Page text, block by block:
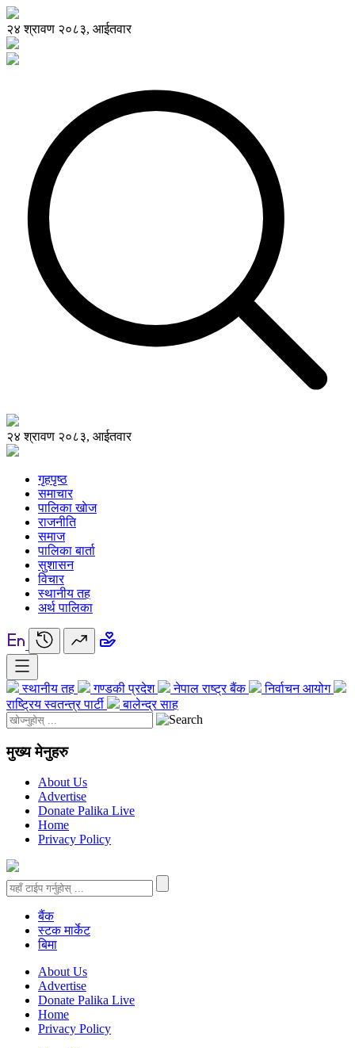
२४ श्रावण २०८३, आईतवार
२४ श्रावण २०८३, आईतवार
गृहपृष्ठ
समाचार
पालिका खाेज
राजनीति
समाज
पालिका बार्ता
सुशासन
विचार
स्थानीय तह
अर्थ पालिका
स्थानीय तह गण्डकी प्रदेश नेपाल राष्ट्र बैंक
निर्वाचन आयोग
राष्ट्रिय स्वतन्त्र पार्टी
बालेन्द्र साह
मुख्य मेनुहरु
About Us
Advertise
Donate Palika Live
Home
Privacy Policy
बैंक
स्टक मार्केट
बिमा
About Us
Advertise
Donate Palika Live
Home
Privacy Policy